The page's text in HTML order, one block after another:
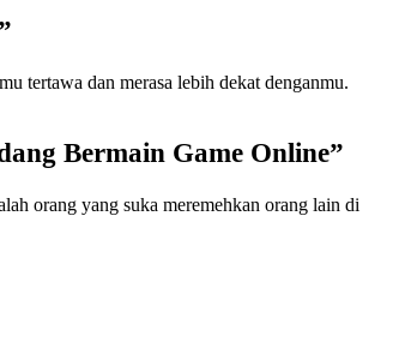
tertawa dan merasa lebih dekat denganmu.
Bermain Game Online”
orang yang suka meremehkan orang lain di